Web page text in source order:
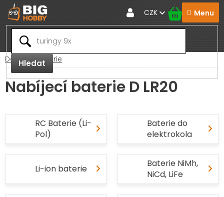
Přejít
na
obsah
Hledat
CZK
Domů Baterie
Nabíjecí baterie D LR20
RC Baterie (Li-
Pol)
Baterie do
elektrokola
Li-ion baterie
Baterie NiMh,
NiCd, LiFe